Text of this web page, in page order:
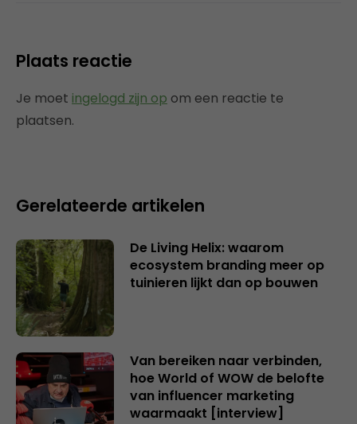
Plaats reactie
Je moet ingelogd zijn op om een reactie te
plaatsen.
Gerelateerde artikelen
De Living Helix: waarom
ecosystem branding meer op
tuinieren lijkt dan op bouwen
Van bereiken naar verbinden,
hoe World of WOW de belofte
van influencer marketing
waarmaakt [interview]